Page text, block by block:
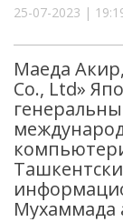
25-07-2023 |
Маеда
Co., Ltd»
Мухаммада